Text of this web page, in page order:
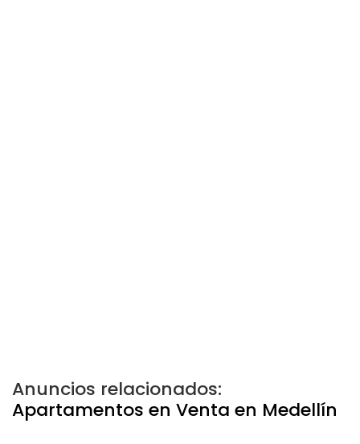
Anuncios relacionados:
Apartamentos en Venta en Medellín